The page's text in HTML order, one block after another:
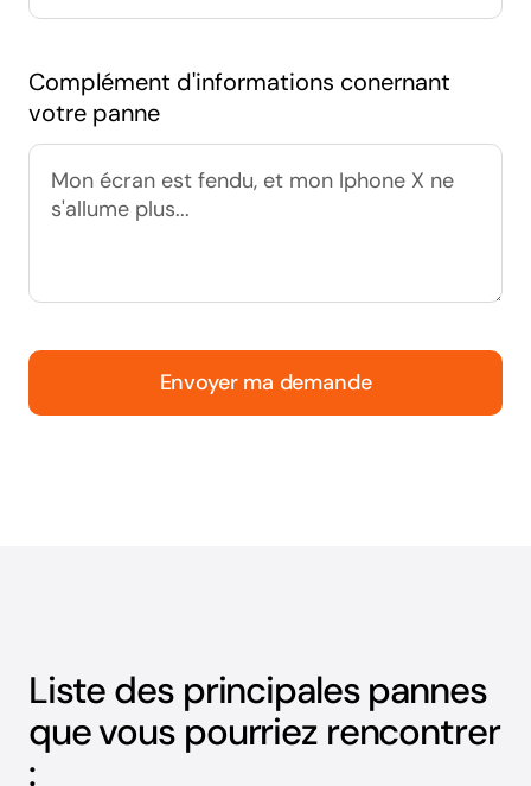
Complément d'informations conernant
votre panne
Envoyer ma demande
Liste des principales pannes
que vous pourriez rencontrer
: